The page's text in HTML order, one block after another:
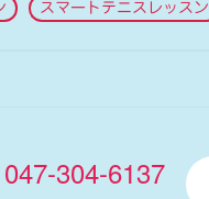
スマートテニスレッスン
047-304-6137